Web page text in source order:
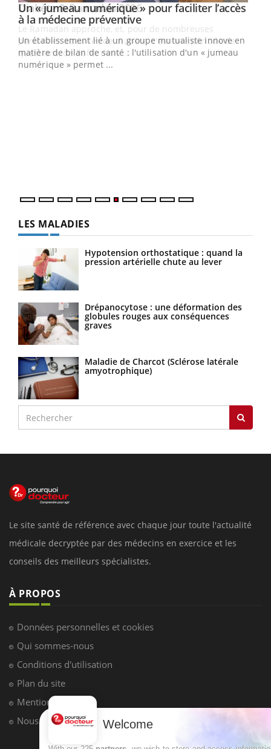
Youtube
Un « jumeau numérique » pour faciliter l’accès
à la médecine préventiveYoutube
Un établissement lié à un groupe mutualiste innove en
matière de bilan de santé : l'utilisation d'un « jumeau
numérique » permet ...
LES MALADIES
Hypotension orthostatique : quand la
pression artérielle chute au lever
Drépanocytose : une déformation des
globules rouges aux conséquences
graves
Maladie de Charcot (Sclérose latérale
amyotrophique)
Le site santé de référence avec chaque jour toute l'actualité
médicale decryptée par des médecins en exercice et les
conseils des meilleurs spécialistes.
À PROPOS
Données personnelles et cookies
Qui sommes-nous
Conditions d'utilisation
Plan du site
Mentions Légales
Nous contacter
Welcome